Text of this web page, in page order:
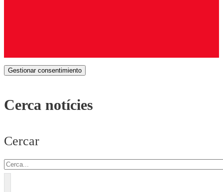
Gestionar consentimiento
Cerca notícies
Cercar